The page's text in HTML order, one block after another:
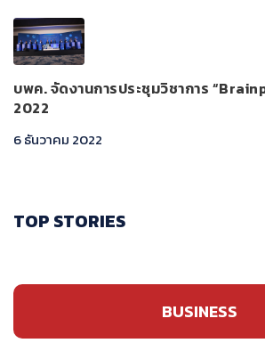
บพค. จัดงานการประชุมวิชาการ
2022
6 ธันวาคม 2022
TOP STORIES
BUSINESS